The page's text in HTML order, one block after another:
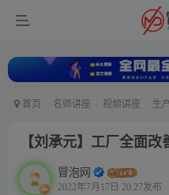
首页 名师讲座 视频讲座 生
【刘承元】工厂全面
冒泡网
2022年7月17日 20:27发布